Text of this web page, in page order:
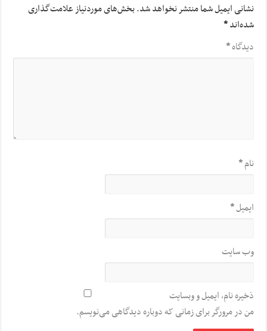
نشانی ایمیل شما منتشر نخواهد شد.بخش‌های موردنیاز علامت‌گذاری
شده‌اند*
دیدگاه*
نام*
ایمیل*
وب‌ سایت
ذخیره نام، ایمیل و وبسایت
من در مرورگر برای زمانی که دوباره دیدگاهی می‌نویسم.